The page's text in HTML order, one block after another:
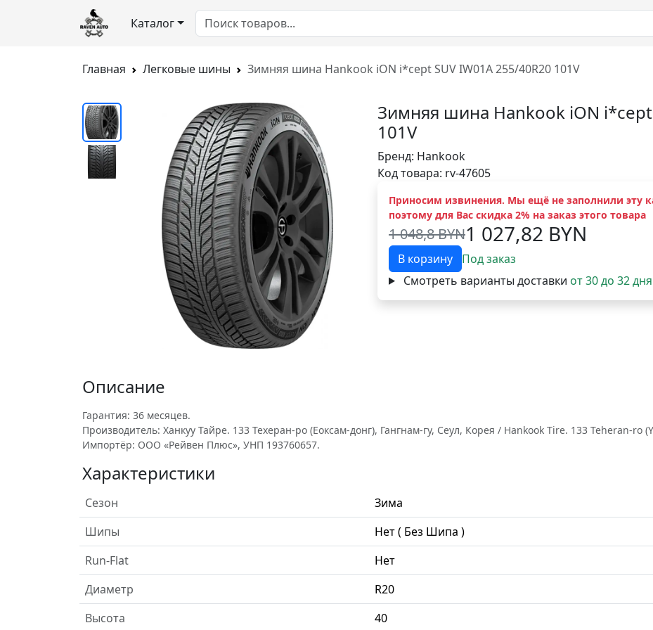
Каталог
Главная Легковые шины Зимняя шина Hankook iON i*cept SUV IW01A 255/40R20 101V
Зимняя шина Hankook iON i*cept
101V
Бренд: Hankook
Код товара: rv-47605
Приносим извинения. Мы ещё не заполнили эту
поэтому для Вас скидка 2% на заказ этого товара
1 048,8 BYN1 027,82 BYN
В корзину
Под заказ
Смотреть варианты доставки от 30 до 32 дня
Описание
Гарантия: 36 месяцев.
Производитель: Ханкуу Тайре. 133 Техеран-ро (Еоксам-донг), Гангнам-гу, Сеул, Корея / Hankook Tire. 133 Teheran-ro
Импортёр: ООО «Рейвен Плюс», УНП 193760657.
Характеристики
Сезон
Зима
Шипы
Нет ( Без Шипа )
Run-Flat
Нет
Диаметр
R20
Высота
40